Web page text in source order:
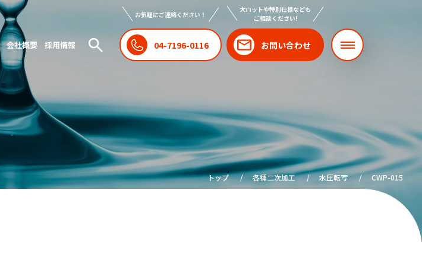
会社概要 採用情報
お気軽にご連絡ください！
04-7196-0116
大ロットや特別仕様なども
ご相談ください!
お問い合わせ
トップ 各種二次加工 水圧転写 CWP-015